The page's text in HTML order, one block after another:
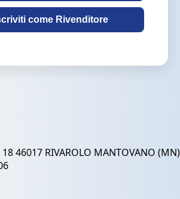
come Rivenditore
46017 RIVAROLO MANTOVANO (MN)